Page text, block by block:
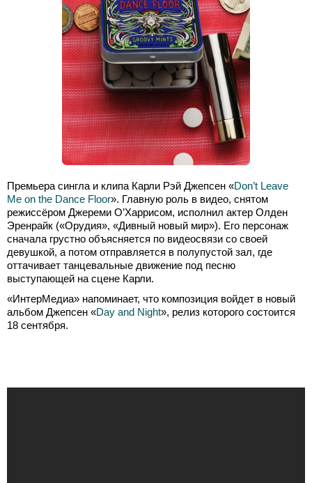
Премьера сингла и клипа Карли Рэй Джепсен «Don’t Leave
Me on the Dance Floor». Главную роль в видео, снятом
режиссёром Джереми О’Харрисом, исполнил актер Олден
Эренрайк («Орудия», «Дивный новый мир»). Его персонаж
сначала грустно объясняется по видеосвязи со своей
девушкой, а потом отправляется в полупустой зал, где
оттачивает танцевальные движение под песню
выступающей на сцене Карли.
«ИнтерМедиа» напоминает, что композиция войдет в новый
альбом Джепсен «Day and Night», релиз которого состоится
18 сентября.